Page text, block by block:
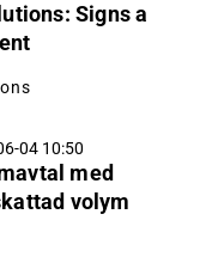
Signs a
04 10:50
med
volym